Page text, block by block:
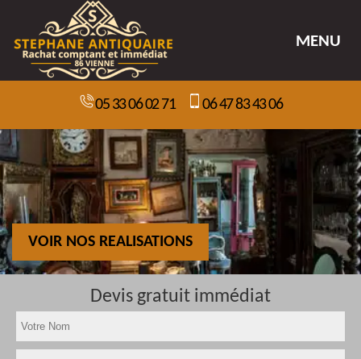
MENU
05 33 06 02 71 06 47 83 43 06
VOIR NOS REALISATIONS
Devis gratuit immédiat